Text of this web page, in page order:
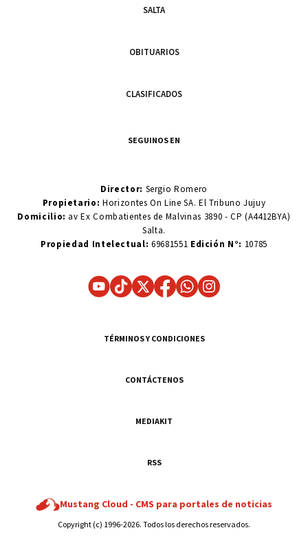
SALTA
OBITUARIOS
CLASIFICADOS
SEGUINOS EN
Director: Sergio Romero
Propietario:Horizontes On Line SA. El Tribuno Jujuy
Domicilio: av Ex Combatientes de Malvinas 3890 - CP (A4412BYA)
Salta.
Propiedad Intelectual: 69681551 Edición N°: 10785
TÉRMINOS Y CONDICIONES
CONTÁCTENOS
MEDIAKIT
RSS
Mustang Cloud - CMS para portales de noticias
Copyright (c) 1996-2026. Todos los derechos reservados.